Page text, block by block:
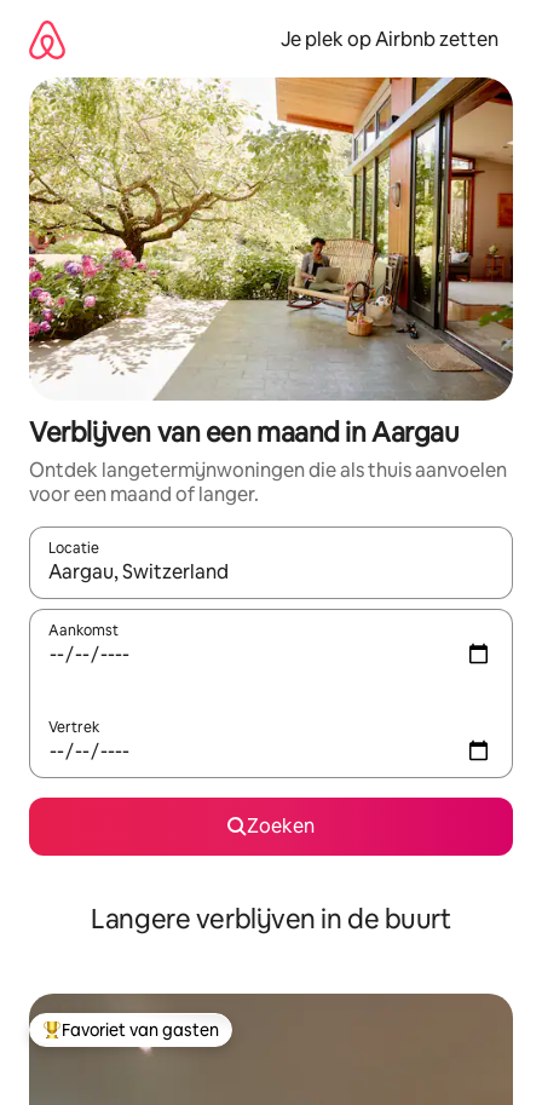
direct
naar
inhoud
Je plek op Airbnb zetten
Verblijven van een maand in Aargau
Ontdek langetermijnwoningen die als thuis aanvoelen
voor een maand of langer.
Locatie
Wanneer er resultaten beschikbaar zijn, maak je een keuze
Aankomst
Vertrek
Zoeken
Langere verblijven in de buurt
Topfavoriet van gasten
Favoriet van gasten